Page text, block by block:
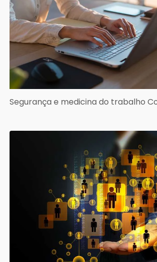
Segurança e medicina do trabalho